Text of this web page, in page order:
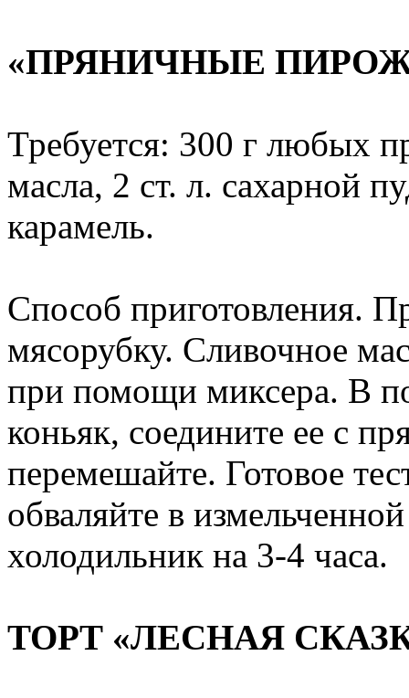
«ПРЯНИЧНЫЕ
Требуется: 300 г любых
масла, 2 ст. л. сахарной
карамель.
Способ приготовления.
мясорубку. Сливочное
при помощи миксера. В
коньяк, соедините ее с
перемешайте. Готовое
обваляйте в
холодильник на 3-4 часа.
ТОРТ «ЛЕСНАЯ